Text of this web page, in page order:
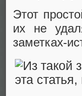
Этот
их не
заметках-